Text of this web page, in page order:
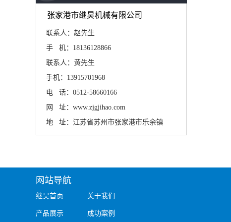
张家港市继昊机械有限公司
联系人：赵先生
手 机：18136128866
联系人：黄先生
手机：13915701968
电 话：0512-58660166
网 址：www.zjgjihao.com
地 址：江苏省苏州市张家港市乐余镇
网站导航
继昊首页 关于我们
产品展示 成功案例